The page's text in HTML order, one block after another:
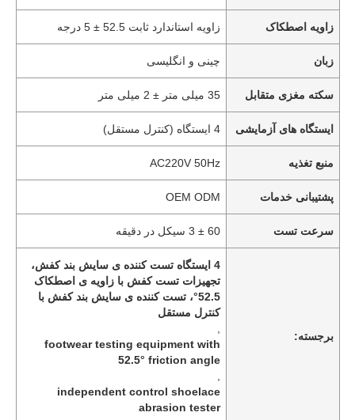
زاویه اصطکاک زاویه استاندارد ثابت 52.5 ± 5 درجه
زبان چینی و انگلیسی
سکته مغزی متقابل 35 میلی متر ± 2 میلی متر
ایستگاه های آزمایشی 4 ایستگاه (کنترل مستقل)
منبع تغذیه AC220V 50Hz
پشتیبانی خدمات OEM ODM
سرعت تست 60 ± 3 سیکل در دقیقه
برجسته:
4 ایستگاه تست کننده ی سایش بند کفش،
تجهیزات تست کفش با زاویه ی اصطکاک
52.5°، تست کننده ی سایش بند کفش با
کنترل مستقل
footwear testing equipment with
52.5° friction angle
independent control shoelace
abrasion tester